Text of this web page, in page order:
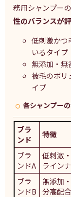
務用シャンプーの
性のバランスが
低刺激かつ
いるタイプ
無添加・無
被毛のボリ
イプ
各シャンプー
ブラ
ンド
特徴
ブラ
ンドA
低刺激
ライン
ブラ
ンドB
無添加
分高配合